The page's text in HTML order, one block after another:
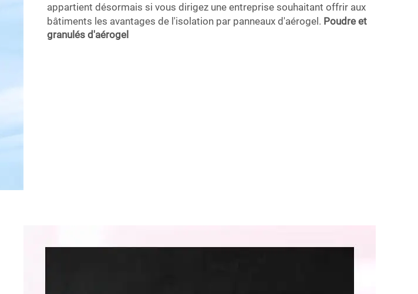
appartient désormais si vous dirigez une entreprise souhaitant offrir aux
bâtiments les avantages de l'isolation par panneaux d'aérogel. Poudre et
granulés d'aérogel